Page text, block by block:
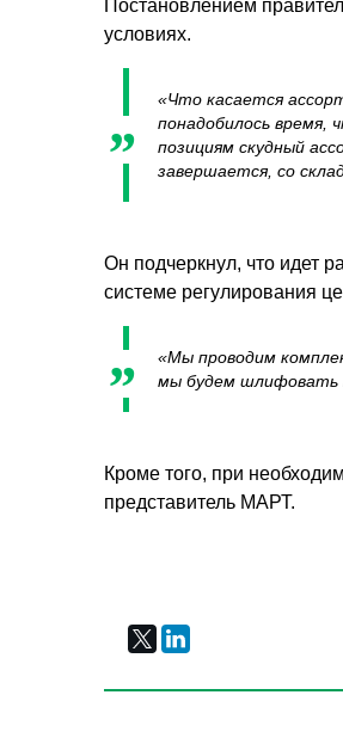
Постановлением
условиях.
«Что касается
понадобилось время,
позициям скудный
завершается, со
Он подчеркнул, что идет
системе регулирования
«Мы проводим
мы будем шлифовать
Кроме того, при
представитель МАРТ.